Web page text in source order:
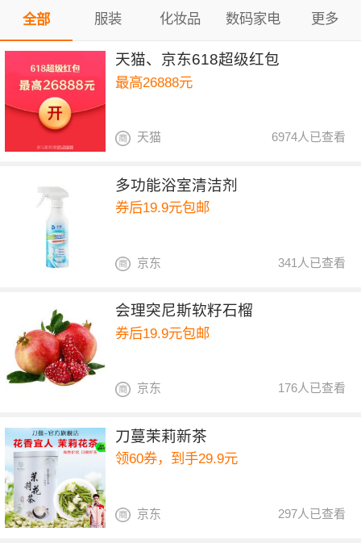
全部 服装 化妆品 数码家电 更多
天猫、京东618超级红包
最高26888元
6974人已查看
天猫
多功能浴室清洁剂
券后19.9元包邮
341人已查看
京东
会理突尼斯软籽石榴
券后19.9元包邮
176人已查看
京东
刀蔓茉莉新茶
领60券，到手29.9元
297人已查看
京东